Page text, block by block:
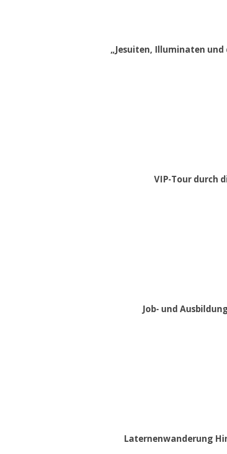
„Jesuiten, Illuminaten und
VIP-Tour durch
Job- und
Laternenwanderung